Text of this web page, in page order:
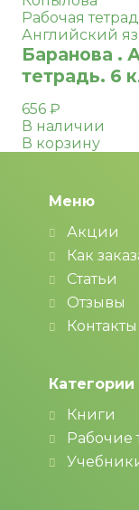
Рабочая
Английский
Баранова .
тетрадь. 6
656 ₽
В наличии
В корзину
Меню
Акции
Как
Статьи
Отзывы
Контакты
Категории
Книги
Рабочие